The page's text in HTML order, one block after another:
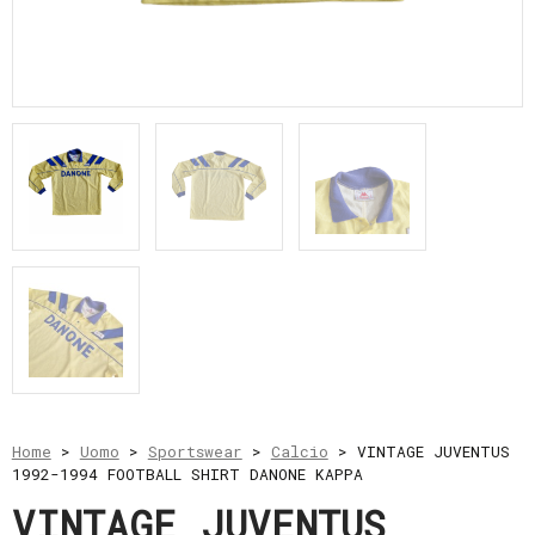
pagamento
Privacy
Policy
Il
account
Home > Uomo > Sportswear > Calcio > VINTAGE JUVENTUS
1992-1994 FOOTBALL SHIRT DANONE KAPPA